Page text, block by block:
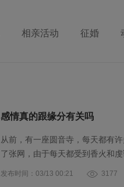
相亲活动 征婚
感情真的跟缘分有关吗
从前，有一座圆音寺，每天都有
了张网，由于每天都受到香火和
发布时间：03/13 00:21 3177